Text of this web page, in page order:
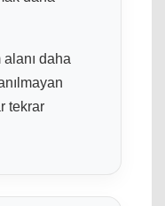
daha
tekrar